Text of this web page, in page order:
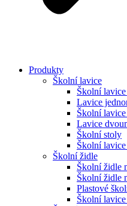
Produkty
Školní lavice
Školní
Lavice
Školní
Lavice
Školní stoly
Školní
Školní židle
Školní židle
Školní židle
Plastové
Školní